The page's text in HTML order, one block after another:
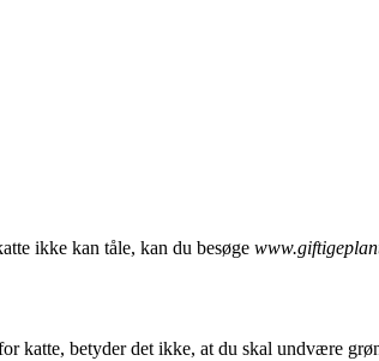
ikke kan tåle, kan du besøge
katte, betyder det ikke, at du skal undvære